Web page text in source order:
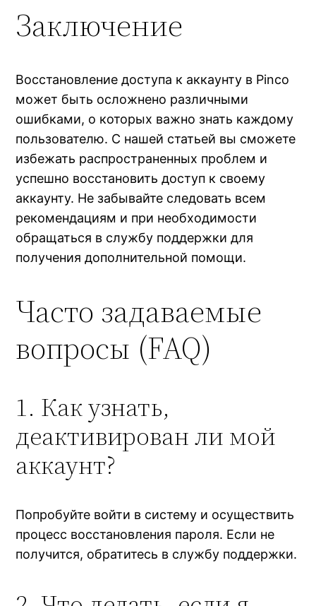
Заключение
Восстановление доступа к аккаунту в Pinco
может быть осложнено различными
ошибками, о которых важно знать каждому
пользователю. С нашей статьей вы сможете
избежать распространенных проблем и
успешно восстановить доступ к своему
аккаунту. Не забывайте следовать всем
рекомендациям и при необходимости
обращаться в службу поддержки для
получения дополнительной помощи.
Часто задаваемые
вопросы (FAQ)
1. Как узнать,
деактивирован ли мой
аккаунт?
Попробуйте войти в систему и осуществить
процесс восстановления пароля. Если не
получится, обратитесь в службу поддержки.